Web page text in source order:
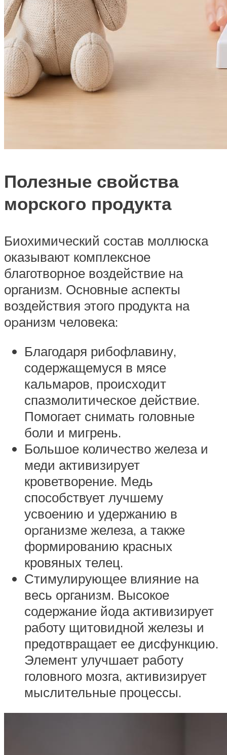
Полезные свойства
морского продукта
Биохимический состав моллюска
оказывают комплексное
благотворное воздействие на
организм. Основные аспекты
воздействия этого продукта на
оpанизм человека:
Благодаря рибофлавину,
содержащемуся в мясе
кальмаров, происходит
спазмолитическое действие.
Помогает снимать головные
боли и мигрень.
Большое количество железа и
меди активизирует
кроветворение. Медь
способствует лучшему
усвоению и удержанию в
оpганизме железа, а также
формированию красных
кровяных телец.
Стимулирующее влияние на
весь организм. Высокое
содержание йода активизирует
работу щитовидной железы и
предотвращает ее дисфункцию.
Элемент улучшает работу
головного мозга, активизирует
мыслительные процессы.